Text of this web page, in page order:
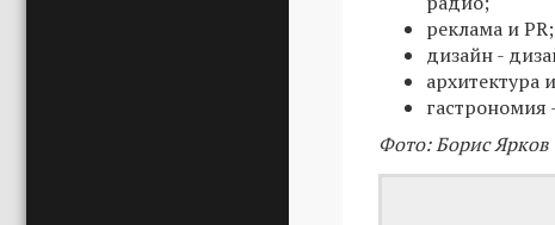
реклама и PR;
дизайн -
архитектура
гастрономия
Фото: Борис Ярков